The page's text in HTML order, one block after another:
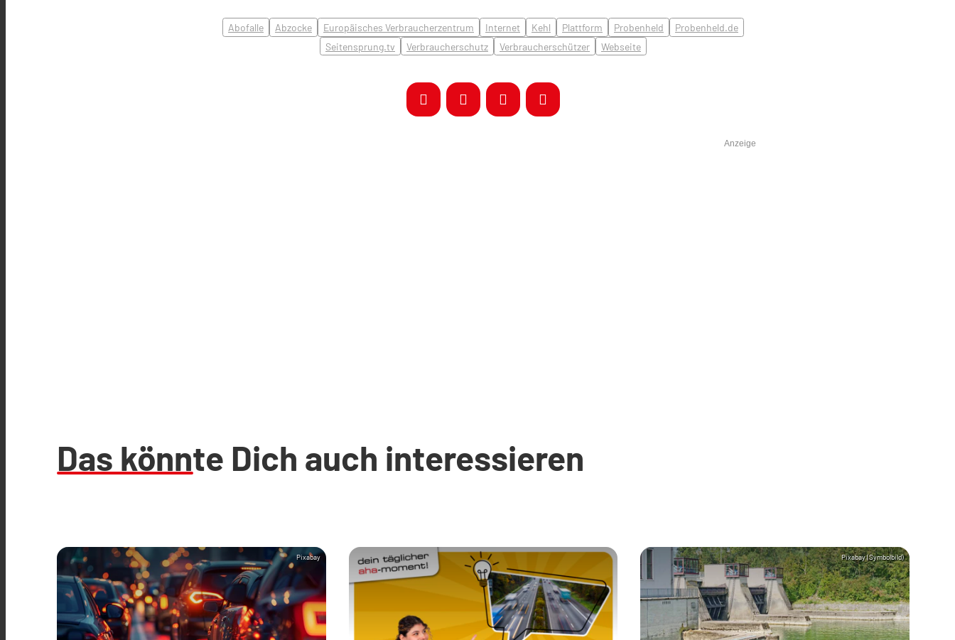
Abofalle Abzocke Europäisches Verbraucherzentrum Internet Kehl Plattform Probenheld
Probenheld.de
Seitensprung.tv
Verbraucherschutz Verbraucherschützer Webseite
Anzeige
Das könnte Dich auch interessieren
Pixabay Pixabay (Symbolbild)